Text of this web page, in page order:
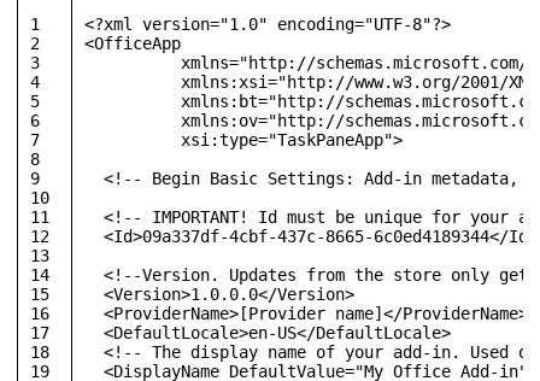
1
2
3
4
5
6
7
8
9
10
11
12
13
14
15
16
17
18
19
<?xml version="1.0" encoding="UTF-8"?>
<OfficeApp
xmlns="http://
xmlns:xsi="http://www.w3.org/2001/
xmlns:bt="http://
xmlns:ov="http://
xsi:type="TaskPaneApp">
<!-- Begin Basic Settings: Add-in
<!-- IMPORTANT! Id must be unique for
<Id>09a337df-4cbf-437c-8665-6c0ed4189344</Id
<!--Version. Updates from the store only
<Version>1.0.0.0</Version>
<ProviderName> [Provider name] </ProviderName>
<DefaultLocale>en-US</DefaultLocale>
<!-- The display name of your add-in. Used
<DisplayName DefaultValue="My Office Add-in"